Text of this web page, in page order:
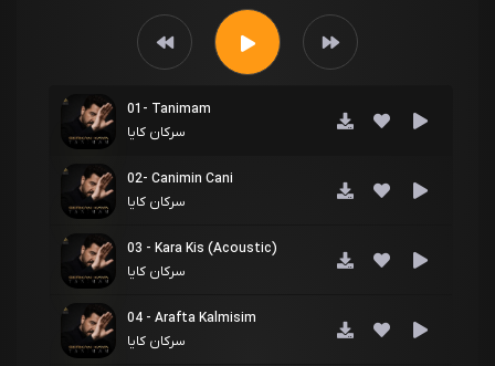
01- Tanimam
سرکان کایا
02- Canimin Cani
سرکان کایا
03 - Kara Kis (Acoustic)
سرکان کایا
04 - Arafta Kalmisim
سرکان کایا